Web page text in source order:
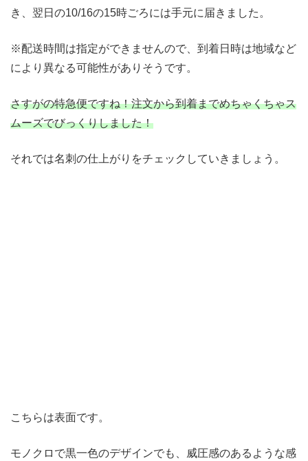
き、翌日の10/16の15時ごろには手元に届きました。
※配送時間は指定ができませんので、到着日時は地域など
により異なる可能性がありそうです。
さすがの特急便ですね！注文から到着までめちゃくちゃス
ムーズでびっくりしました！
それでは名刺の仕上がりをチェックしていきましょう。
こちらは表面です。
モノクロで黒一色のデザインでも、威圧感のあるような感